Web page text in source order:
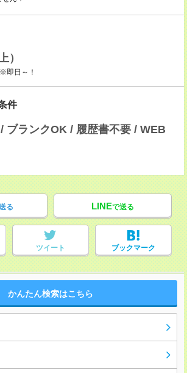
）
即日～！
件
ブランクOK / 履歴書不要 / WEB
る LINEで送る
ツイート ブックマーク
かんたん検索はこちら